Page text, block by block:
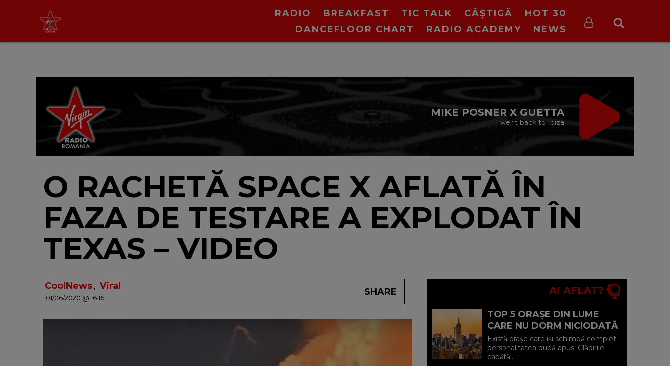
RADIO BREAKFAST TIC TALK CÂȘTIGĂ
HOT 30
DANCEFLOOR CHART
RADIO ACADEMY NEWS
NON STOP VIRGIN
cu Virgin Radio Romania
O RACHETĂ SPACE X AFLATĂ ÎN
FAZA DE TESTARE A EXPLODAT ÎN
TEXAS – VIDEO
CoolNews, Viral
01/06/2020 @ 16:16
SHARE AI AFLAT?
TOP 5 ORAȘE DIN LUME
CARE NU DORM NICIODATĂ
ȘI POVEȘTILE DIN SPATELE
CELOR MAI CELEBRE
BULEVARDE DE ...
Există orașe care își schimbă complet
personalitatea după apus. Clădirile
capătă...